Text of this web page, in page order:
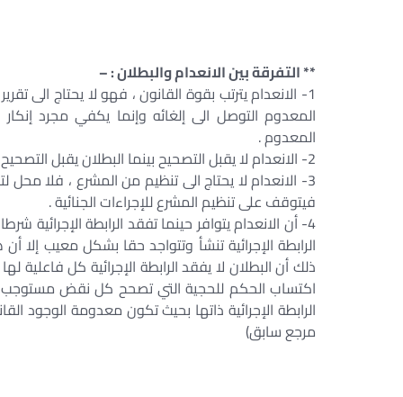
** التفرقة بين الانعدام والبطلان : –
1- الانعدام يترتب بقوة القانون ، فهو لا يحتاج الى
المعدوم التوصل الى إلغائه وإنما يكفي مجرد
المعدوم .
2- الانعدام لا يقبل التصحيح بينما البطلان يقبل التصحيح .
3- الانعدام لا يحتاج الى تنظيم من المشرع ، فلا
فيتوقف على تنظيم المشرع للإجراءات الجنائية .
4- أن الانعدام يتوافر حينما تفقد الرابطة
الرابطة الإجرائية تنشأ وتتواجد حقا بشكل معيب
ذلك أن البطلان لا يفقد الرابطة الإجرائية كل فاعلية
اكتساب الحكم للحجية التي تصحح كل نقض مستوجب
الرابطة الإجرائية ذاتها بحيث تكون معدومة الوجود
مرجع سابق)